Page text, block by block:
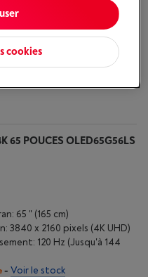
en magasin
65 POUCES OLED65G56LS
65 " (165 cm)
3840 x 2160 pixels (4K UHD)
120 Hz (Jusqu'à 144
- Voir le stock
cookies